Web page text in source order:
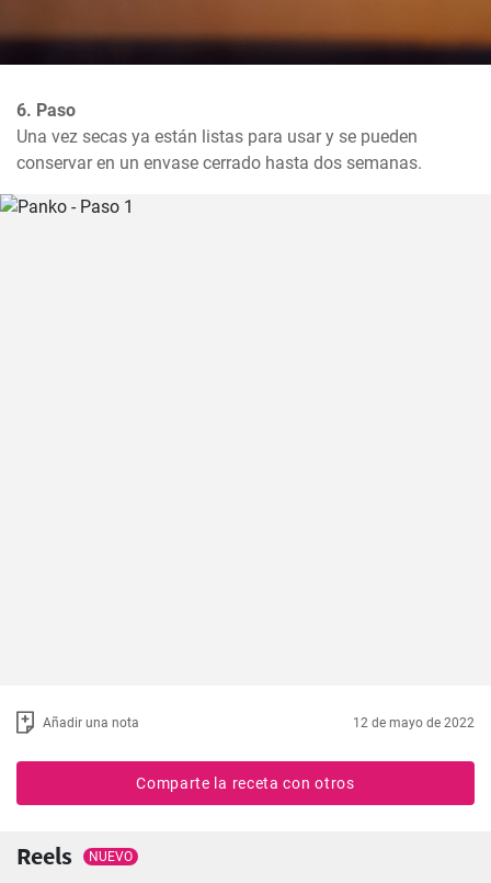
6. Paso
Una vez secas ya están listas para usar y se pueden
conservar en un envase cerrado hasta dos semanas.
Añadir una nota 12 de mayo de 2022
Comparte la receta con otros
Reels NUEVO